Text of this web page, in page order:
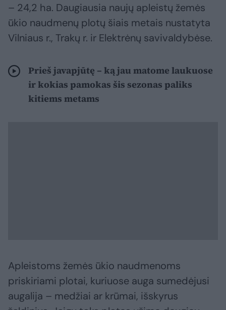
– 24,2 ha. Daugiausia naujų apleistų žemės
ūkio naudmenų plotų šiais metais nustatyta
Vilniaus r., Trakų r. ir Elektrėnų savivaldybėse.
Prieš javapjūtę – ką jau matome laukuose
ir kokias pamokas šis sezonas paliks
kitiems metams
Apleistoms žemės ūkio naudmenoms
priskiriami plotai, kuriuose auga sumedėjusi
augalija – medžiai ar krūmai, išskyrus